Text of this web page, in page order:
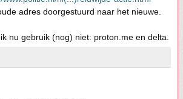
adres doorgestuurd naar het nieuwe.
nu gebruik (nog) niet: proton.me en delta.